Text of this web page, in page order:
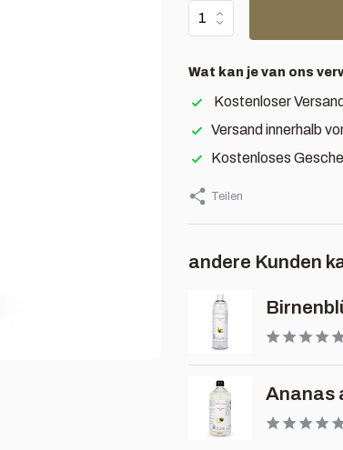
Wat kan je van ons
Kostenloser
Versand innerhalb
Kostenloses
Teilen
andere Kunden
Ananas